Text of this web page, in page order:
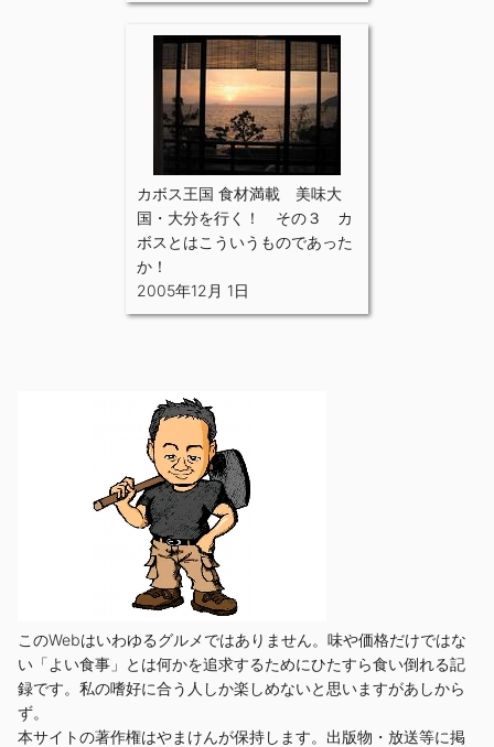
カボス王国 食材満載 美味大
国・大分を行く！ その３ カ
ボスとはこういうものであった
か！
2005年12月 1日
このWebはいわゆるグルメではありません。味や価格だけではな
い「よい食事」とは何かを追求するためにひたすら食い倒れる記
録です。私の嗜好に合う人しか楽しめないと思いますがあしから
ず。
本サイトの著作権はやまけんが保持します。出版物・放送等に掲